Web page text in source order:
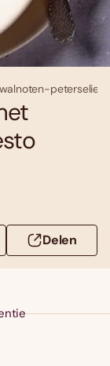
Delen